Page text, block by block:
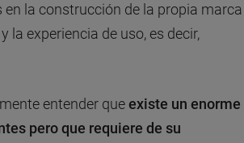
la construcción de la propia marca
la experiencia de uso, es decir,
entender queexiste un enorme
pero que requiere de su